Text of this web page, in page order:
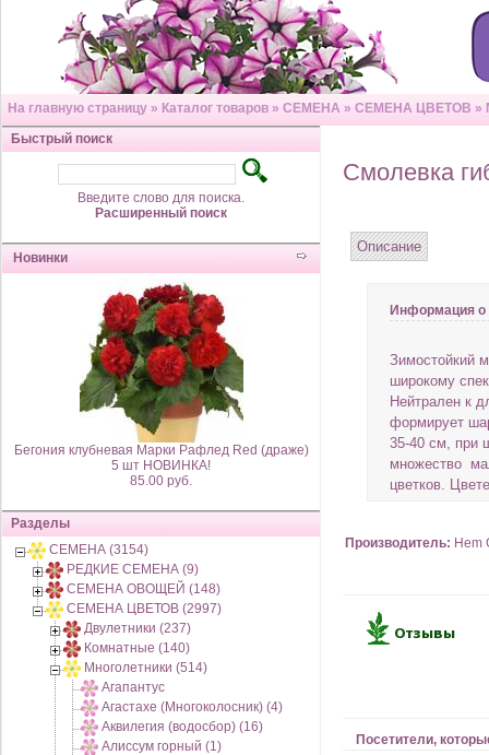
На главную страницу » Каталог товаров » СЕМЕНА » СЕМЕНА ЦВЕТОВ »
Быстрый поиск
Введите слово для поиска.
Расширенный поиск
Новинки
Бегония клубневая Марки Рафлед Red (драже)
5 шт НОВИНКА!
85.00 руб.
Разделы
СЕМЕНА (3154)
РЕДКИЕ СЕМЕНА (9)
СЕМЕНА ОВОЩЕЙ (148)
СЕМЕНА ЦВЕТОВ (2997)
Двулетники (237)
Комнатные (140)
Многолетники (514)
Агапантус
Агастахе (Многоколосник) (4)
Аквилегия (водосбор) (16)
Алиссум горный (1)
Смолевка
Описание
Информация о
Зимостойкий
широкому
Нейтрален к
формирует
35-40 см, при
множество
цветков.
Производитель: Hem
Посетители,